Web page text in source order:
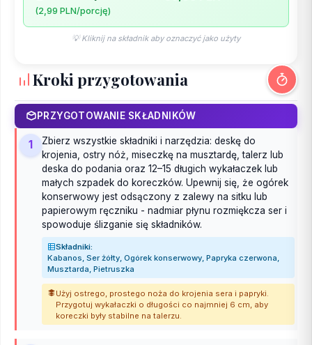
(2,99 PLN/porcję)
💡 Kliknij na składnik aby oznaczyć jako użyty
Kroki przygotowania
PRZYGOTOWANIE SKŁADNIKÓW
1
Zbierz wszystkie składniki i narzędzia: deskę do
krojenia, ostry nóż, miseczkę na musztardę, talerz lub
deska do podania oraz 12–15 długich wykałaczek lub
małych szpadek do koreczków. Upewnij się, że ogórek
konserwowy jest odsączony z zalewy na sitku lub
papierowym ręczniku - nadmiar płynu rozmiękcza ser i
spowoduje ślizganie się składników.
Składniki:
Kabanos, Ser żółty, Ogórek konserwowy, Papryka czerwona,
Musztarda, Pietruszka
Użyj ostrego, prostego noża do krojenia sera i papryki.
Przygotuj wykałaczki o długości co najmniej 6 cm, aby
koreczki były stabilne na talerzu.